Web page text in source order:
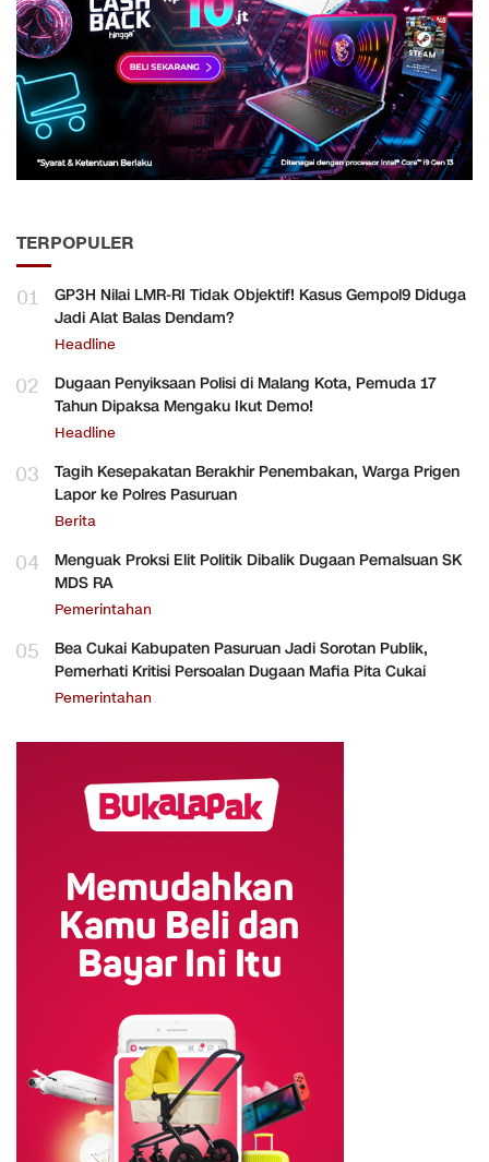
TERPOPULER
01
GP3H Nilai LMR-RI Tidak Objektif! Kasus Gempol9 Diduga
Jadi Alat Balas Dendam?
Headline
02
Dugaan Penyiksaan Polisi di Malang Kota, Pemuda 17
Tahun Dipaksa Mengaku Ikut Demo!
Headline
03
Tagih Kesepakatan Berakhir Penembakan, Warga Prigen
Lapor ke Polres Pasuruan
Berita
04
Menguak Proksi Elit Politik Dibalik Dugaan Pemalsuan SK
MDS RA
Pemerintahan
05
Bea Cukai Kabupaten Pasuruan Jadi Sorotan Publik,
Pemerhati Kritisi Persoalan Dugaan Mafia Pita Cukai
Pemerintahan